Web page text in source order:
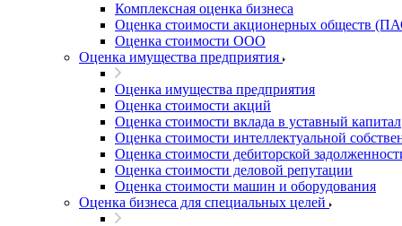
Комплексная оценка бизнеса
Оценка стоимости акционерных обществ
Оценка стоимости ООО
Оценка имущества предприятия
Оценка имущества предприятия
Оценка стоимости акций
Оценка стоимости вклада в уставный капитал
Оценка стоимости интеллектуальной
Оценка стоимости дебиторской
Оценка стоимости деловой репутации
Оценка стоимости машин и оборудования
Оценка бизнеса для специальных целей
Бийск
Биробиджан
Бирск
Благовещенск
Благодарный
Богородицк
Боготол
Большой Камень
Бор